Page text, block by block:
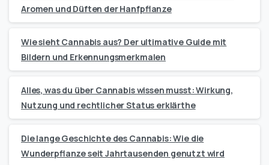
Aromen und Düften der Hanfpflanze
Wie sieht Cannabis aus? Der ultimative Guide mit
Bildern und Erkennungsmerkmalen
Alles, was du über Cannabis wissen musst: Wirkung,
Nutzung und rechtlicher Status erklärthe
Die lange Geschichte des Cannabis: Wie die
Wunderpflanze seit Jahrtausenden genutzt wird